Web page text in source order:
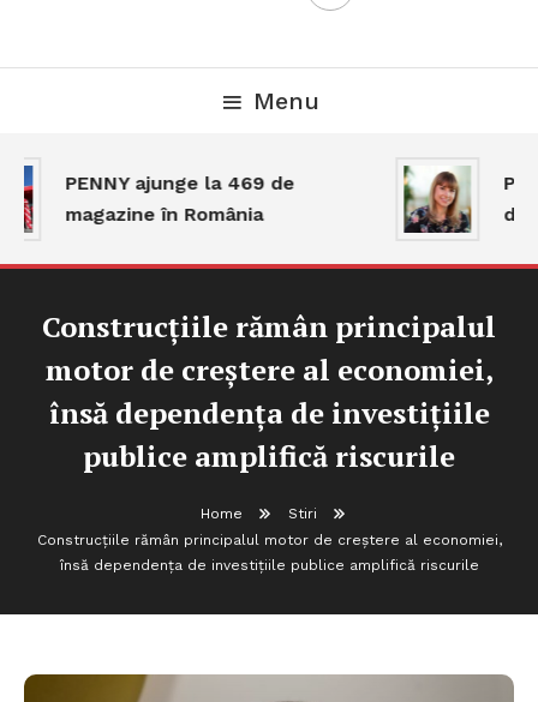
Menu
PENNY ajunge la 469 de
magazine în România
Construcțiile rămân principalul
motor de creștere al economiei,
însă dependența de investițiile
publice amplifică riscurile
Home
Stiri
Construcțiile rămân principalul motor de creștere al economiei,
însă dependența de investițiile publice amplifică riscurile